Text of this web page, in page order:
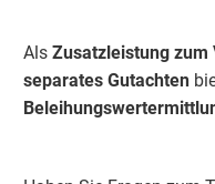
Als Zusatzleistung
separates Gutachten